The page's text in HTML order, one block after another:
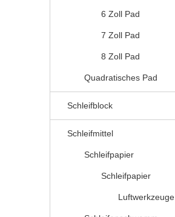
6 Zoll Pad
7 Zoll Pad
8 Zoll Pad
Quadratisches Pad
Schleifblock
Schleifmittel
Schleifpapier
Schleifpapier
Luftwerkzeuge